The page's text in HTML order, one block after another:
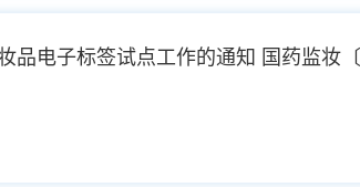
品电子标签试点工作的通知 国药监妆